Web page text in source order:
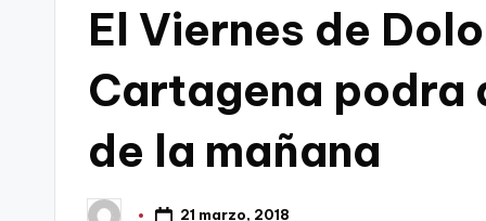
El Viernes de
Cartagena podra
de la mañana
21 marzo, 2018